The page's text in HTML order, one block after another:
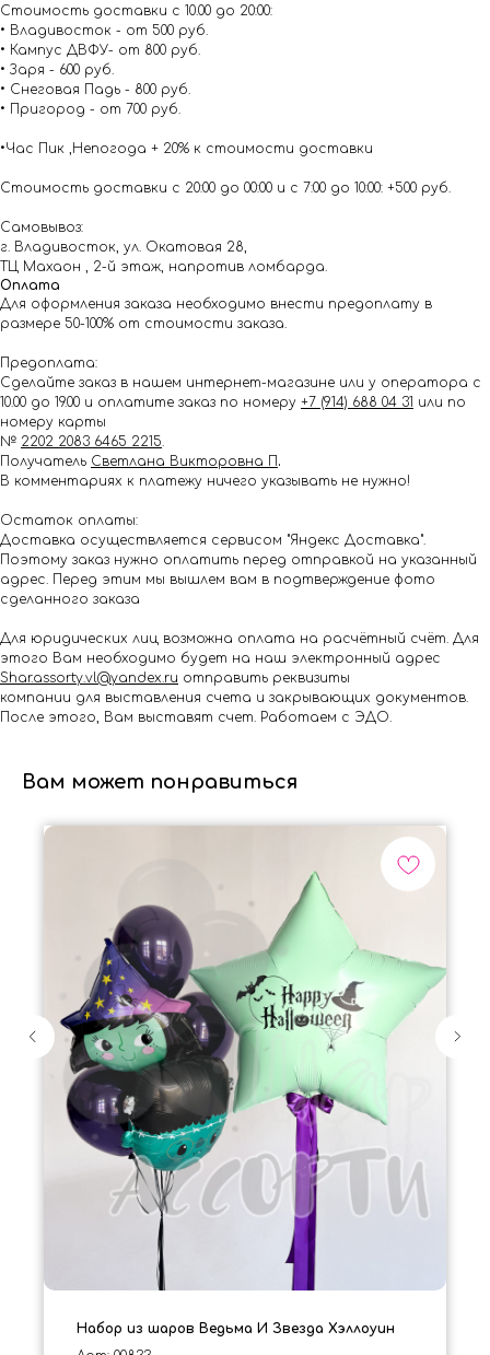
Стоимость доставки с 10.00 до 20:00:
• Владивосток - от 500 руб.
• Кампус ДВФУ- от 800 руб.
• Заря - 600 руб.
• Снеговая Падь - 800 руб.
• Пригород - от 700 руб.
•Час Пик ,Непогода + 20% к стоимости доставки
Стоимость доставки с 20:00 до 00:00 и с 7:00 до 10:00: +500 руб.
Самовывоз:
г. Владивосток, ул. Окатовая 28,
ТЦ Махаон , 2-й этаж, напротив ломбарда.
Оплата
Для оформления заказа необходимо внести предоплату в
размере 50-100% от стоимости заказа.
Предоплата:
Сделайте заказ в нашем интернет-магазине или у оператора с
10.00 до 19.00 и оплатите заказ по номеру +7 (914) 688 04 31 или по
номеру карты
№ 2202 2083 6465 2215.
Получатель Светлана Викторовна П .
В комментариях к платежу ничего указывать не нужно!
Остаток оплаты:
Доставка осуществляется сервисом "Яндекс Доставка".
Поэтому заказ нужно оплатить перед отправкой на указанный
адрес. Перед этим мы вышлем вам в подтверждение фото
сделанного заказа
Для юридических лиц возможна оплата на расчётный счёт. Для
этого Вам необходимо будет на наш электронный адрес
Shar.assorty.vl@yandex.ru отправить реквизиты
компании для выставления счета и закрывающих документов.
После этого, Вам выставят счет. Работаем с ЭДО.
Вам может понравиться
Набор из шаров Ведьма И Звезда Хэллоуин